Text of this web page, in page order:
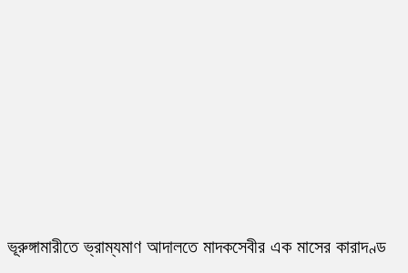
ভূরুঙ্গামারীতে ভ্রাম্যমাণ আদালতে মাদকসেবীর এক মাসের কারাদণ্ড